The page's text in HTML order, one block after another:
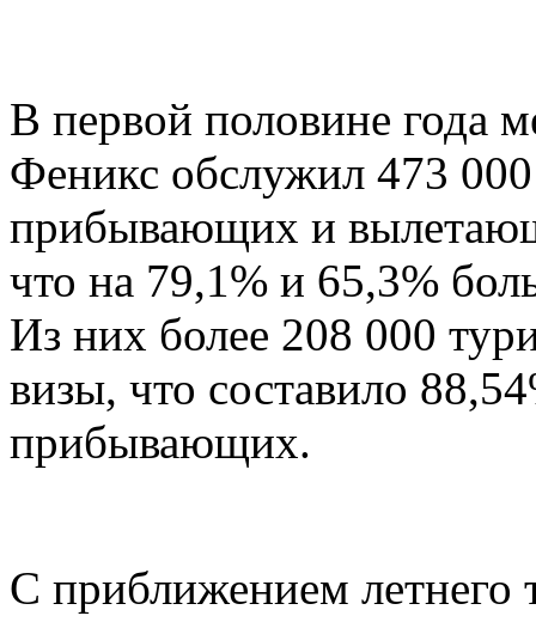
В первой половине года
Феникс обслужил 473
прибывающих и
что на 79,1% и 65,3%
Из них более 208 000
визы, что составило
прибывающих.
С приближением летнего